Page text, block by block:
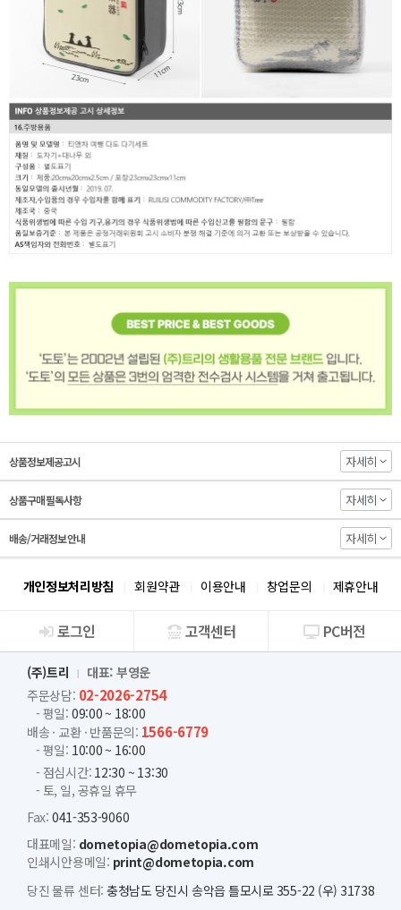
상품정보제공고시 자세히
상품구매 필독사항 자세히
배송/거래정보 안내 자세히
개인정보처리방침 회원약관 이용안내 창업문의 제휴안내
회사소개
로그인 고객센터 PC버전
(주)트리
대표: 부영운
주문상담: 02-2026-2754
- 평일: 09:00 ~ 18:00
배송 · 교환 · 반품문의: 1566-6779
- 평일: 10:00 ~ 16:00
- 점심시간: 12:30 ~ 13:30
- 토, 일, 공휴일 휴무
Fax: 041-353-9060
대표메일: dometopia@dometopia.com
인쇄시안용메일: print@dometopia.com
당진 물류 센터: 충청남도 당진시 송악읍 틀모시로 355-22 (우) 31738